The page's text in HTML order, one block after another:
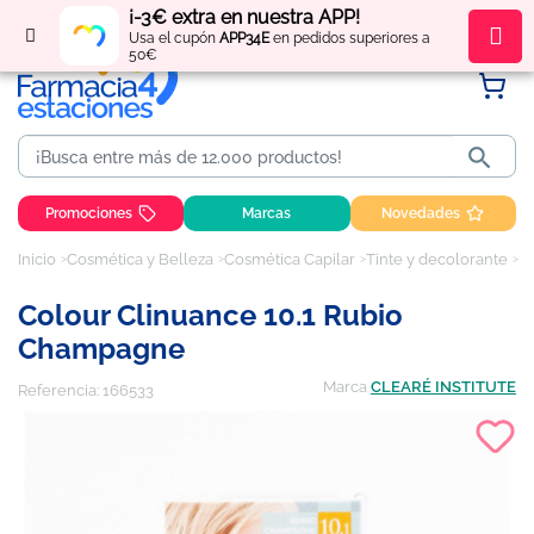
¡-3€ extra en nuestra APP!
Usa el cupón APP34Een pedidos superiores a
50€
Regístratey obténpuntos por tus compras

Promociones Marcas Novedades
Inicio Cosmética y Belleza Cosmética Capilar Tinte y decolorante
Colour Clinuance 10.1 Rubio
Champagne
Referencia: 166533 Marca CLEARÉ INSTITUTE